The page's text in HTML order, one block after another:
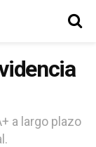
a largo plazo